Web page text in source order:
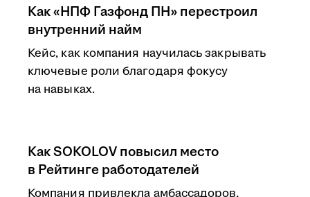
Как «НПФ Газфонд ПН» перестроил
внутренний найм
Кейс, как компания научилась закрывать
ключевые роли благодаря фокусу
на навыках.
Как SOKOLOV повысил место
в Рейтинге работодателей
Компания привлекла амбассадоров,